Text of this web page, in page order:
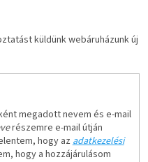
küldünk webáruházunk új
megadott nevem és e-mail
részemre e-mail útján
hogy azadatkezelési
hogy a hozzájárulásom